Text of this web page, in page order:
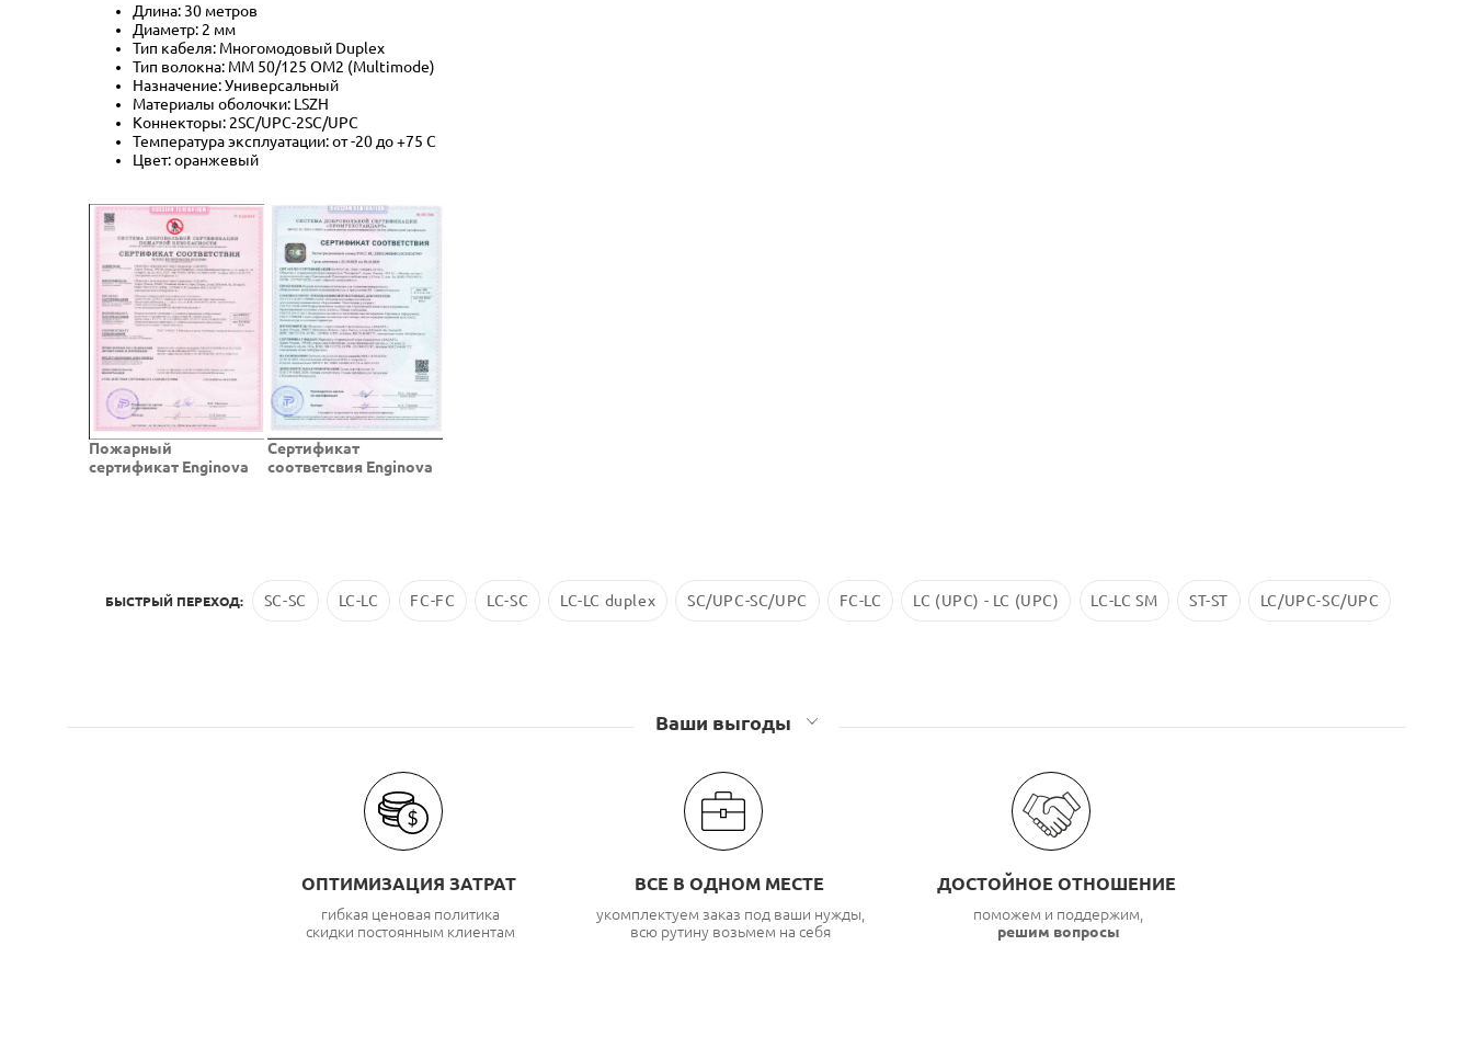
Длина: 30 метров
Диаметр: 2 мм
Тип кабеля: Многомодовый Duplex
Тип волокна: MM 50/125 OM2 (Multimode)
Назначение: Универсальный
Материалы оболочки: LSZH
Коннекторы: 2SC/UPC-2SC/UPC
Температура эксплуатации: от -20 до +75 C
Цвет: оранжевый
Пожарный
сертификат Enginova
Cертификат
соответсвия Enginova
БЫСТРЫЙ ПЕРЕХОД: SC-SC LC-LC FC-FC LC-SC LC-LC duplex SC/UPC-SC/UPC FC-LC LC (UPC) - LC (UPC) LC-LC SM ST-ST LC/UPC-SС/UPC
Ваши выгоды
ОПТИМИЗАЦИЯ ЗАТРАТ
гибкая ценовая политика
скидки постоянным клиентам
ВСЕ В ОДНОМ МЕСТЕ
укомплектуем заказ под ваши нужды,
всю рутину возьмем на себя
ДОСТОЙНОЕ ОТНОШЕНИЕ
поможем и поддержим,
решим вопросы